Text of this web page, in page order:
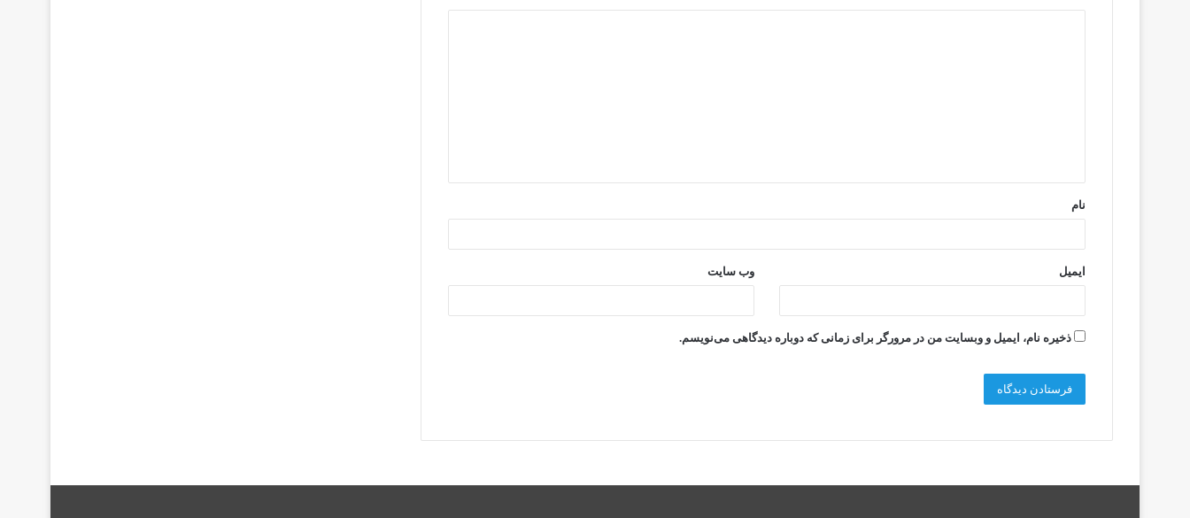
*
نام
ایمیل وب‌ سایت
ذخیره نام، ایمیل و وبسایت من در مرورگر برای زمانی که دوباره دیدگاهی می‌نویسم.